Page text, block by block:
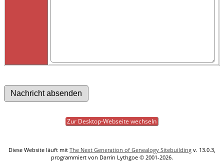
Zur Desktop-Webseite wechseln
Diese Website läuft mit The Next Generation of Genealogy Sitebuilding v. 13.0.3,
programmiert von Darrin Lythgoe © 2001-2026.